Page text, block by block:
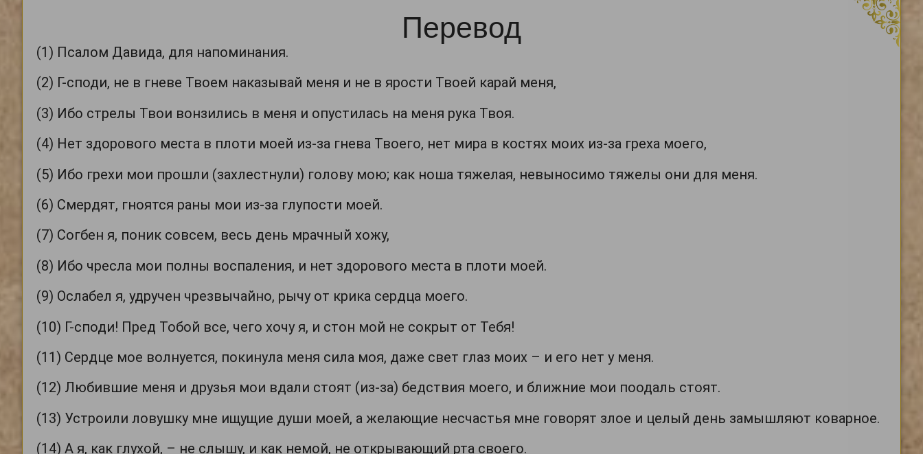
Перевод
(1) Псалом Давида, для напоминания.
(2) Г-споди, не в гневе Твоем наказывай меня и не в ярости Твоей карай меня,
(3) Ибо стрелы Твои вонзились в меня и опустилась на меня рука Твоя.
(4) Нет здорового места в плоти моей из-за гнева Твоего, нет мира в костях моих из-за греха моего,
(5) Ибо грехи мои прошли (захлестнули) голову мою; как ноша тяжелая, невыносимо тяжелы они для меня.
(6) Смердят, гноятся раны мои из-за глупости моей.
(7) Согбен я, поник совсем, весь день мрачный хожу,
(8) Ибо чресла мои полны воспаления, и нет здорового места в плоти моей.
(9) Ослабел я, удручен чрезвычайно, рычу от крика сердца моего.
(10) Г-споди! Пред Тобой все, чего хочу я, и стон мой не сокрыт от Тебя!
(11) Сердце мое волнуется, покинула меня сила моя, даже свет глаз моих – и его нет у меня.
(12) Любившие меня и друзья мои вдали стоят (из-за) бедствия моего, и ближние мои поодаль стоят.
(13) Устроили ловушку мне ищущие души моей, а желающие несчастья мне говорят злое и целый день замышляют коварное.
(14) А я, как глухой, – не слышу, и как немой, не открывающий рта своего.